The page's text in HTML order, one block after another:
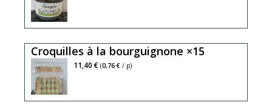
Croquilles à la bourguignone ×15
11,40 € (0,76 € / p)